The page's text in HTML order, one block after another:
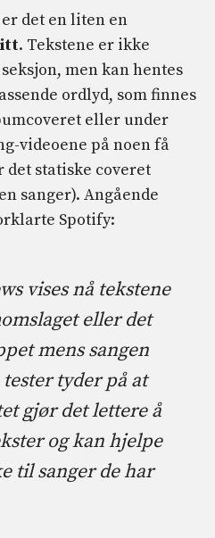
det en liten en
. Tekstene er ikke
men kan hentes
ordlyd, som finnes
eller under
videoene på noen få
det statiske coveret
sanger). Angående
Spotify:
vises nå tekstene
eller det
mens sangen
tyder på at
gjør det lettere å
og kan hjelpe
til sanger de har